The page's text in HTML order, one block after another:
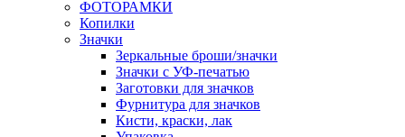
ФОТОРАМКИ
Копилки
Значки
Зеркальные броши/значки
Значки с УФ-печатью
Заготовки для значков
Фурнитура для значков
Кисти, краски, лак